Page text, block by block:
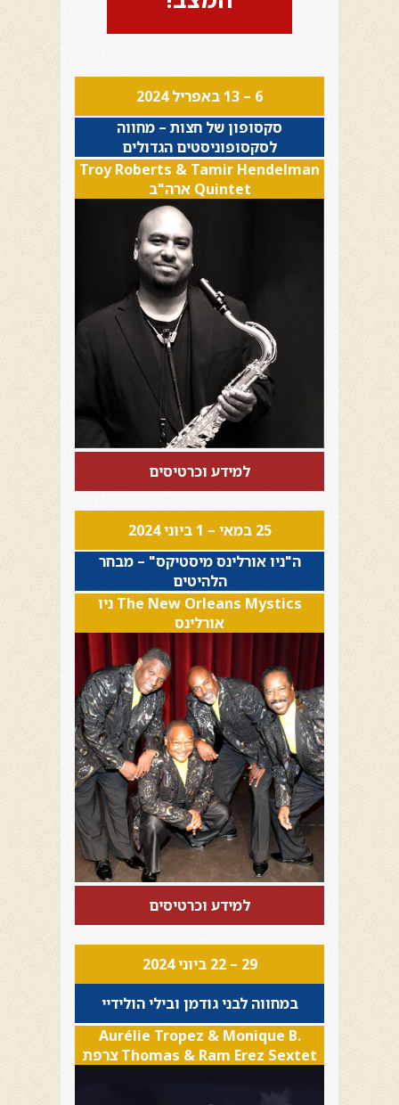
6 – 13 באפריל 2024
סקסופון של חצות – מחווה
לסקסופוניסטים הגדולים
Troy Roberts & Tamir Hendelman
Quintet ארה"ב
למידע וכרטיסים
25 במאי – 1 ביוני 2024
ה"ניו אורלינס מיסטיקס" – מבחר
הלהיטים
The New Orleans Mystics ניו
אורלינס
למידע וכרטיסים
29 – 22 ביוני 2024
במחווה לבני גודמן ובילי הולידיי
Aurélie Tropez & Monique B.
Thomas & Ram Erez Sextet צרפת